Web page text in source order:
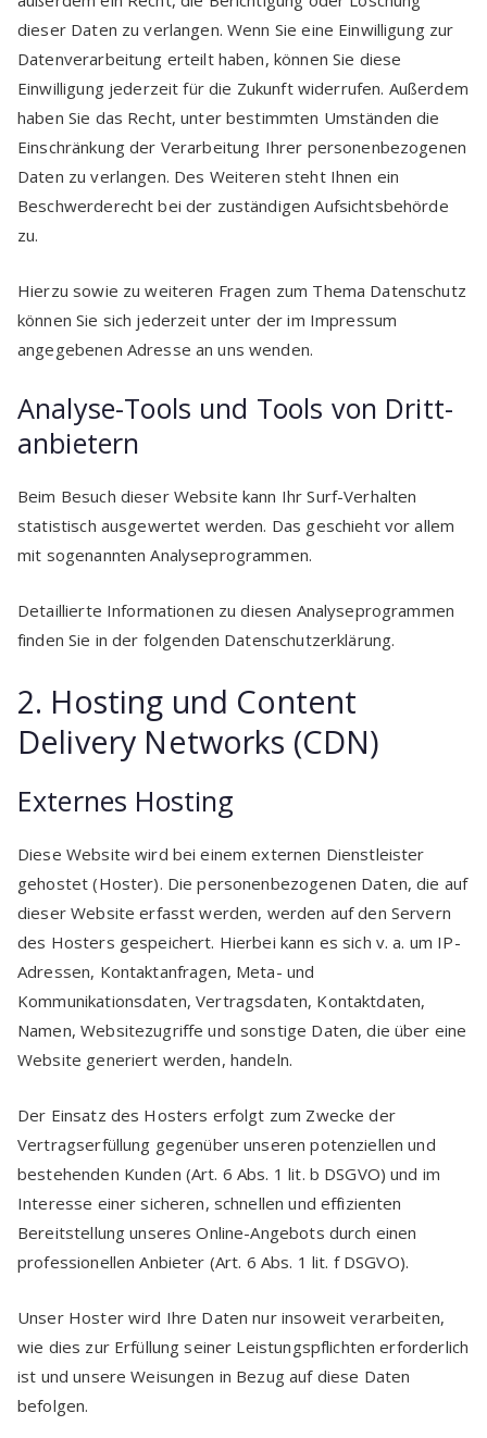
dieser Daten zu verlangen. Wenn Sie eine Einwilligung zur
Datenverarbeitung erteilt haben, können Sie diese
Einwilligung jederzeit für die Zukunft widerrufen. Außerdem
haben Sie das Recht, unter bestimmten Umständen die
Einschränkung der Verarbeitung Ihrer personenbezogenen
Daten zu verlangen. Des Weiteren steht Ihnen ein
Beschwerderecht bei der zuständigen Aufsichtsbehörde
zu.
Hierzu sowie zu weiteren Fragen zum Thema Datenschutz
können Sie sich jederzeit unter der im Impressum
angegebenen Adresse an uns wenden.
Analyse-Tools und Tools von Dritt­
anbietern
Beim Besuch dieser Website kann Ihr Surf-Verhalten
statistisch ausgewertet werden. Das geschieht vor allem
mit sogenannten Analyseprogrammen.
Detaillierte Informationen zu diesen Analyseprogrammen
finden Sie in der folgenden Datenschutzerklärung.
2. Hosting und Content
Delivery Networks (CDN)
Externes Hosting
Diese Website wird bei einem externen Dienstleister
gehostet (Hoster). Die personenbezogenen Daten, die auf
dieser Website erfasst werden, werden auf den Servern
des Hosters gespeichert. Hierbei kann es sich v. a. um IP-
Adressen, Kontaktanfragen, Meta- und
Kommunikationsdaten, Vertragsdaten, Kontaktdaten,
Namen, Websitezugriffe und sonstige Daten, die über eine
Website generiert werden, handeln.
Der Einsatz des Hosters erfolgt zum Zwecke der
Vertragserfüllung gegenüber unseren potenziellen und
bestehenden Kunden (Art. 6 Abs. 1 lit. b DSGVO) und im
Interesse einer sicheren, schnellen und effizienten
Bereitstellung unseres Online-Angebots durch einen
professionellen Anbieter (Art. 6 Abs. 1 lit. f DSGVO).
Unser Hoster wird Ihre Daten nur insoweit verarbeiten,
wie dies zur Erfüllung seiner Leistungspflichten erforderlich
ist und unsere Weisungen in Bezug auf diese Daten
befolgen.